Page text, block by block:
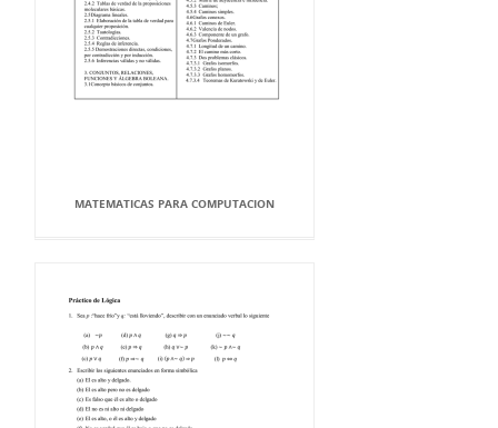
MATEMATICAS PARA COMPUTACION